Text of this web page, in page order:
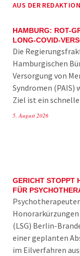
AUS DER REDAKTION
HAMBURG: ROT-
LONG-COVID-
Die
Hamburgischen
Versorgung von
Syndromen (PAIS)
Ziel ist ein
5. August 2026
GERICHT STOPPT
FÜR
(LSG) Berlin-
einer geplanten
im Eilverfahren